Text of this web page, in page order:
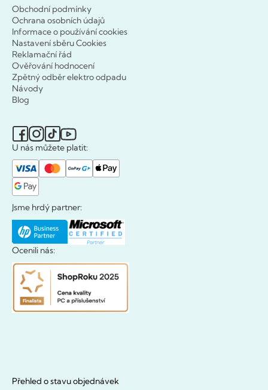
Obchodní podmínky
Ochrana osobních údajů
Informace o používání cookies
Nastavení sběru Cookies
Reklamační řád
Ověřování hodnocení
Zpětný odběr elektro odpadu
Návody
Blog
U nás můžete platit:
Jsme hrdý partner:
Ocenili nás:
Přehled o stavu objednávek